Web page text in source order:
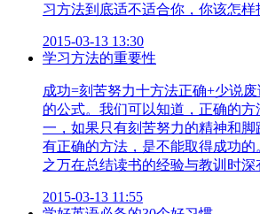
习方法到底适不适合你，你该怎
2015-03-13 13:30
学习方法的重要性
成功=刻苦努力十方法正确+少说
的公式。我们可以知道，正确的
一，如果只有刻苦努力的精神和
有正确的方法，是不能取得成功
之万在总结读书的经验与教训时深
2015-03-13 11:55